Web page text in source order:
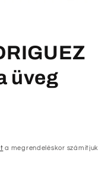
üveg
a megrendeléskor számítjuk